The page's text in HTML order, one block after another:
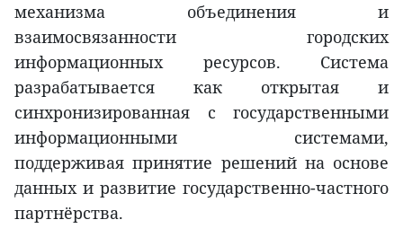
механизма объединения и
взаимосвязанности городских
информационных ресурсов. Система
разрабатывается как открытая и
синхронизированная с государственными
информационными системами,
поддерживая принятие решений на основе
данных и развитие государственно-частного
партнёрства.